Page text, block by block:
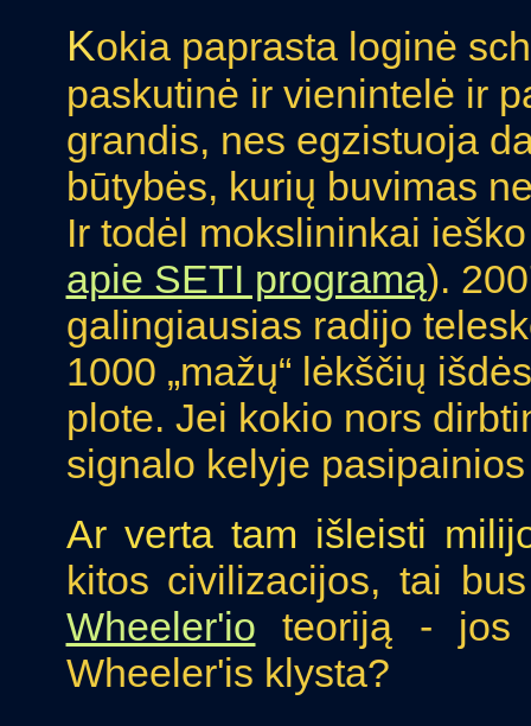
Kokia paprasta loginė
paskutinė ir vienintelė ir
grandis, nes egzistuoja
būtybės, kurių buvimas
Ir todėl mokslininkai
apie SETI programą).
galingiausias radijo
1000 „mažų“ lėkščių
plote. Jei kokio nors
signalo kelyje pasipainios
Ar verta tam išleisti
kitos civilizacijos, tai
Wheeler'io teoriją - jos
Wheeler'is klysta?